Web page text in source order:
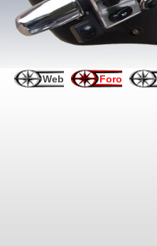
Web Foro